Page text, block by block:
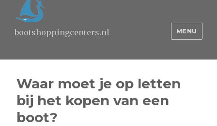
bootshoppingcenters.nl MENU
Waar moet je op letten
bij het kopen van een
boot?